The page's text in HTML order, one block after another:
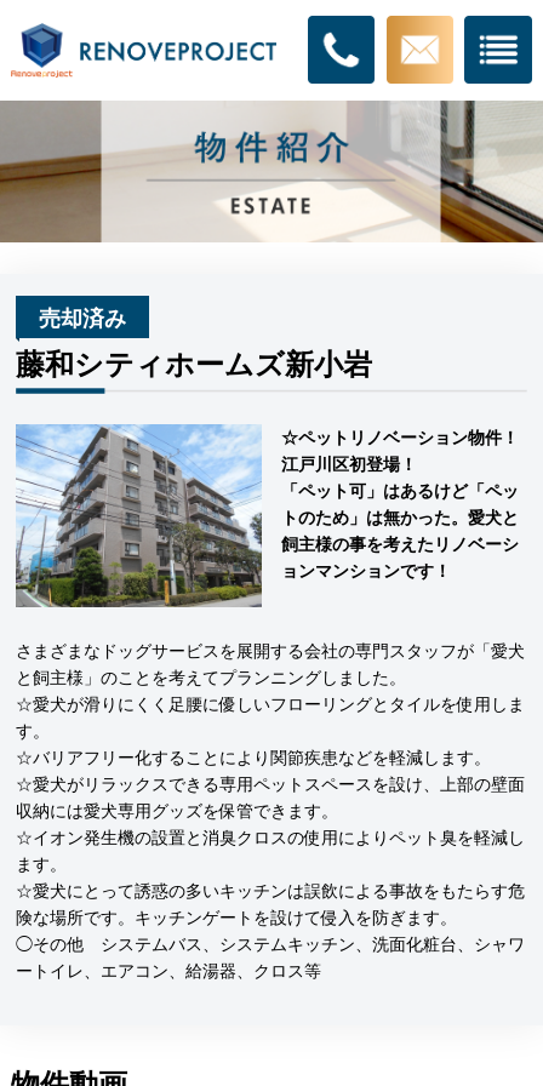
売却済み
藤和シティホームズ新小岩
☆ペットリノベーション物件！
江戸川区初登場！
「ペット可」はあるけど「ペッ
トのため」は無かった。愛犬と
飼主様の事を考えたリノベーシ
ョンマンションです！
さまざまなドッグサービスを展開する会社の専門スタッフが「愛犬
と飼主様」のことを考えてプランニングしました。
☆愛犬が滑りにくく足腰に優しいフローリングとタイルを使用しま
す。
☆バリアフリー化することにより関節疾患などを軽減します。
☆愛犬がリラックスできる専用ペットスペースを設け、上部の壁面
収納には愛犬専用グッズを保管できます。
☆イオン発生機の設置と消臭クロスの使用によりペット臭を軽減し
ます。
☆愛犬にとって誘惑の多いキッチンは誤飲による事故をもたらす危
険な場所です。キッチンゲートを設けて侵入を防ぎます。
◯その他 システムバス、システムキッチン、洗面化粧台、シャワ
ートイレ、エアコン、給湯器、クロス等